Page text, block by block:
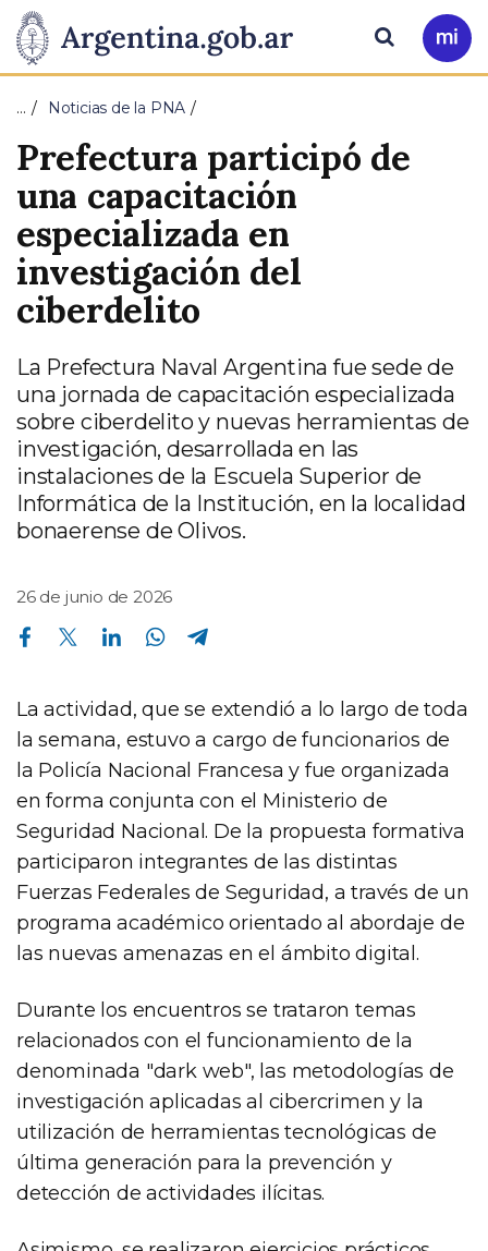
Presidencia
de
la
Nación
Pasar al contenido principal
Ir
a
Buscar
… Noticias de la PNA
Prefectura participó de
una capacitación
especializada en
investigación del
ciberdelito
La Prefectura Naval Argentina fue sede de
una jornada de capacitación especializada
sobre ciberdelito y nuevas herramientas de
investigación, desarrollada en las
instalaciones de la Escuela Superior de
Informática de la Institución, en la localidad
bonaerense de Olivos.
26 de junio de 2026
Compartir en Facebook Compartir en Twitter Compartir en Linkedin Compartir en Whatsapp
La actividad, que se extendió a lo largo de toda
la semana, estuvo a cargo de funcionarios de
la Policía Nacional Francesa y fue organizada
en forma conjunta con el Ministerio de
Seguridad Nacional. De la propuesta formativa
participaron integrantes de las distintas
Fuerzas Federales de Seguridad, a través de un
programa académico orientado al abordaje de
las nuevas amenazas en el ámbito digital.
Durante los encuentros se trataron temas
relacionados con el funcionamiento de la
denominada "dark web", las metodologías de
investigación aplicadas al cibercrimen y la
utilización de herramientas tecnológicas de
última generación para la prevención y
detección de actividades ilícitas.